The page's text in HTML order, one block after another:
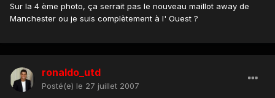
Sur la 4 ème photo, ça serrait pas le nouveau maillot away de
Manchester ou je suis complètement à l' Ouest ?
ronaldo_utd
Posté(e) le 27 juillet 2007